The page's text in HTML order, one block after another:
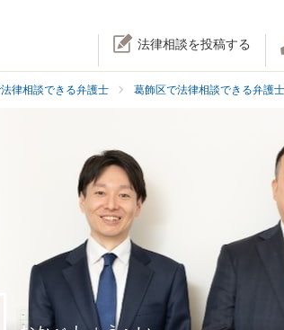
法律相談を投稿する
律相談できる弁護士 葛飾区で法律相談できる弁護士